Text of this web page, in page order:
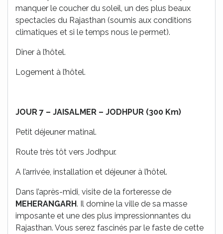
manquer le coucher du soleil, un des plus beaux
spectacles du Rajasthan (soumis aux conditions
climatiques et si le temps nous le permet).
Dîner à l’hôtel.
Logement à l’hôtel.
JOUR 7 – JAISALMER – JODHPUR (300 Km)
Petit déjeuner matinal.
Route très tôt vers Jodhpur.
A l’arrivée, installation et déjeuner à l’hôtel.
Dans l’après-midi, visite de la forteresse de
MEHERANGARH. Il domine la ville de sa masse
imposante et une des plus impressionnantes du
Rajasthan. Vous serez fascinés par le faste de cette